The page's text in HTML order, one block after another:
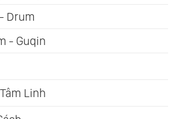
Drum
- Guqin
Linh